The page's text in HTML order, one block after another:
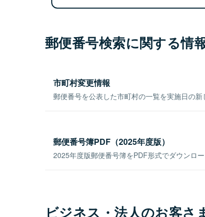
郵便番号検索に関する情
市町村変更情報
郵便番号を公表した市町村の一覧を実施日の新
郵便番号簿PDF（2025年度版）
2025年度版郵便番号簿をPDF形式でダウンロー
ビジネス・法人のお客さ